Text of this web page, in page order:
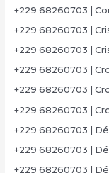
+229 68260703 |
+229 68260703 |
+229 68260703 |
+229 68260703 |
+229 68260703 |
+229 68260703 |
+229 68260703 |
+229 68260703 |
+229 68260703 |